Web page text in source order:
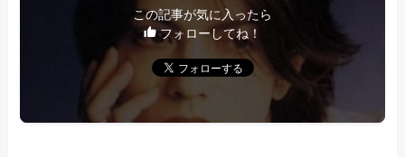
この記事が気に入ったら
フォローしてね！